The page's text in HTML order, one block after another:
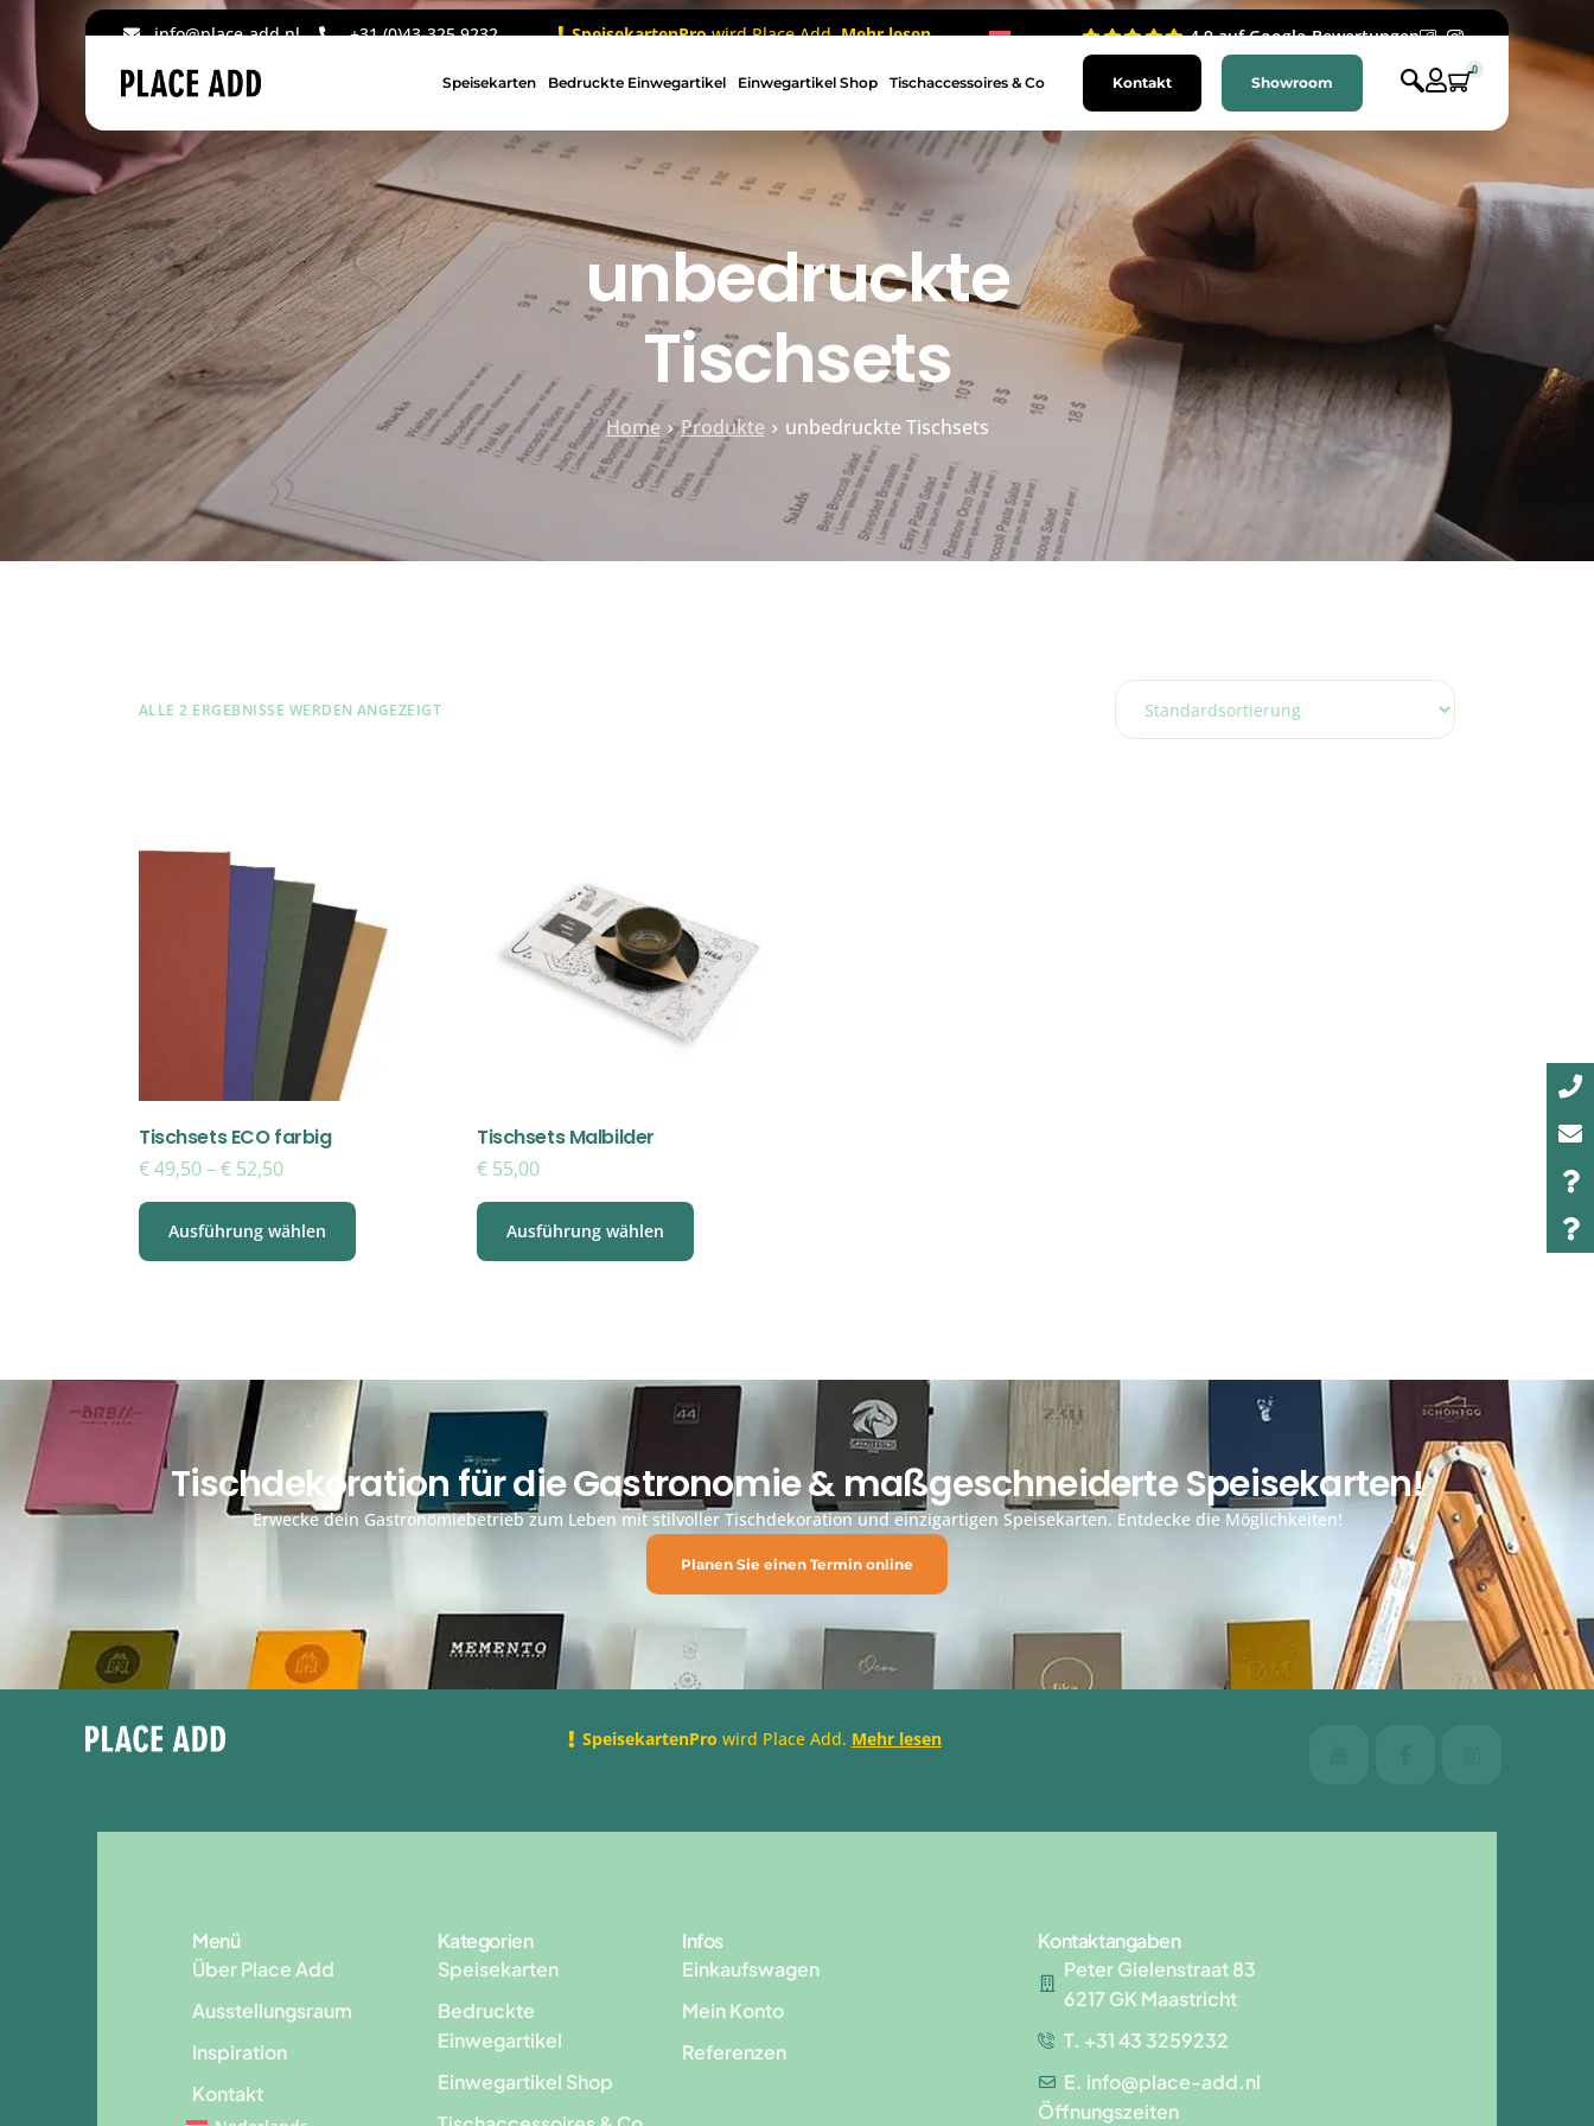
info@place-add.nl +31 (0)43-325 9232 SpeisekartenProwird Place Add.Mehr lesen 4.9 auf Google-Bewertungen
Speisekarten Bedruckte Einwegartikel Einwegartikel Shop Tischaccessoires & Co Kontakt Showroom
0
unbedruckte
Tischsets
Home Produkte unbedruckte Tischsets
ALLE 2 ERGEBNISSE WERDEN ANGEZEIGT
Tischsets ECO farbig
€49,50–€ 52,50
Ausführung wählen
Tischsets Malbilder
€ 55,00
Ausführung wählen
Tischdekoration für die Gastronomie & maßgeschneiderte Speisekarten!
Erwecke dein Gastronomiebetrieb zum Leben mit stilvoller Tischdekoration und einzigartigen Speisekarten. Entdecke die Möglichkeiten!
Planen Sie einen Termin online
SpeisekartenPro wird Place Add. Mehr lesen
Menü
Über Place Add
Ausstellungsraum
Inspiration
Kontakt
Kategorien
Speisekarten
Bedruckte
Einwegartikel
Einwegartikel Shop
Infos
Einkaufswagen
Mein Konto
Referenzen
Kontaktangaben
Peter Gielenstraat 83
6217 GK Maastricht
T. +31 43 3259232
E. info@place-add.nl
Öffnungszeiten